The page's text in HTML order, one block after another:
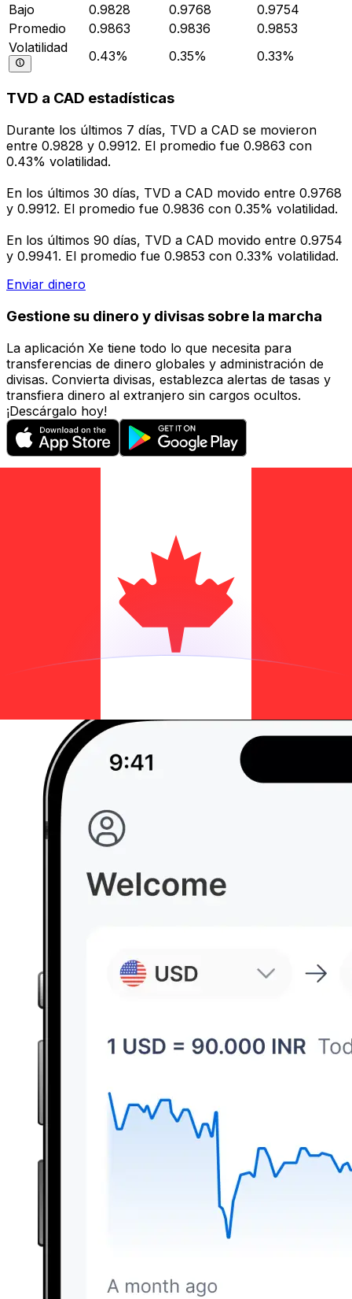
Bajo
0.9828 0.9768
0.9754
Promedio
0.9863 0.9836
0.9853
Volatilidad
0.43% 0.35% 0.33%
TVD a CAD estadísticas
Durante los últimos 7 días, TVD a CAD se movieron
entre 0.9828 y 0.9912. El promedio fue 0.9863 con
0.43% volatilidad.
En los últimos 30 días, TVD a CAD movido entre 0.9768
y 0.9912. El promedio fue 0.9836 con 0.35% volatilidad.
En los últimos 90 días, TVD a CAD movido entre 0.9754
y 0.9941. El promedio fue 0.9853 con 0.33% volatilidad.
Enviar dinero
Gestione su dinero y divisas sobre la marcha
La aplicación Xe tiene todo lo que necesita para
transferencias de dinero globales y administración de
divisas. Convierta divisas, establezca alertas de tasas y
transfiera dinero al extranjero sin cargos ocultos.
¡Descárgalo hoy!